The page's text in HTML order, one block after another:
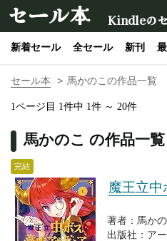
セール本 Kindleの
新着セール 全セール 新刊
セール本 馬かのこの作品一覧
1ページ目 1件中 1件 ～ 20件
馬かのこ の作品一覧
完結
魔王立
著者：馬かの
出版社：ア